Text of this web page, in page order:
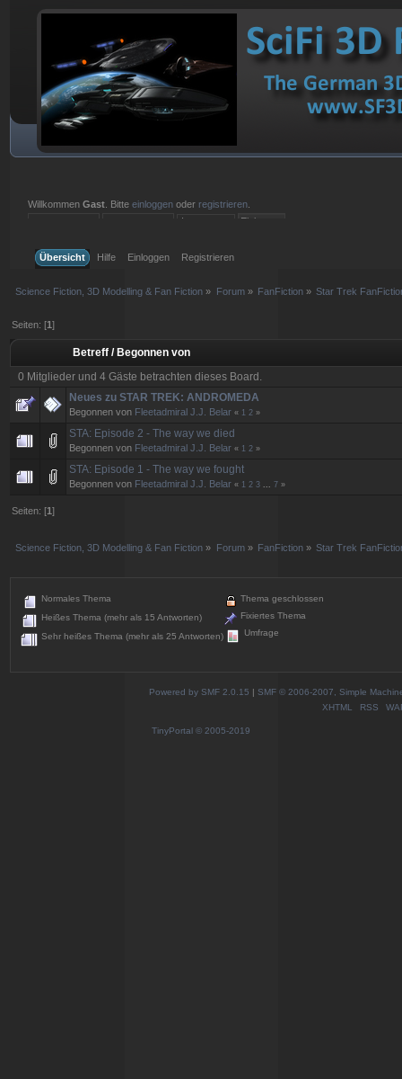
WillkommenGast . Bitteeinloggen oder registrieren
Übersicht
Hilfe Einloggen Registrieren
Science Fiction, 3D Modelling & Fan Fiction » Forum» FanFiction » Star Trek
Seiten: [1]
Betreff / Begonnen von
0 Mitglieder und 4 Gäste betrachten dieses Board.
Neues zu STAR TREK: ANDROMEDA
Begonnen von Fleetadmiral J.J. Belar « 1 2 »
STA: Episode 2 - The way we died
Begonnen von Fleetadmiral J.J. Belar « 1 2 »
STA: Episode 1 - The way we fought
Begonnen von Fleetadmiral J.J. Belar « 1 2 3 ...7 »
Seiten: [1]
Science Fiction, 3D Modelling & Fan Fiction » Forum» FanFiction » Star Trek
Normales Thema
Heißes Thema (mehr als 15 Antworten)
Sehr heißes Thema (mehr als 25 Antworten)
Thema geschlossen
Fixiertes Thema
Umfrage
Powered by SMF 2.0.15 | SMF © 2006-2007, Simple
XHTML
RSS
TinyPortal © 2005-2019